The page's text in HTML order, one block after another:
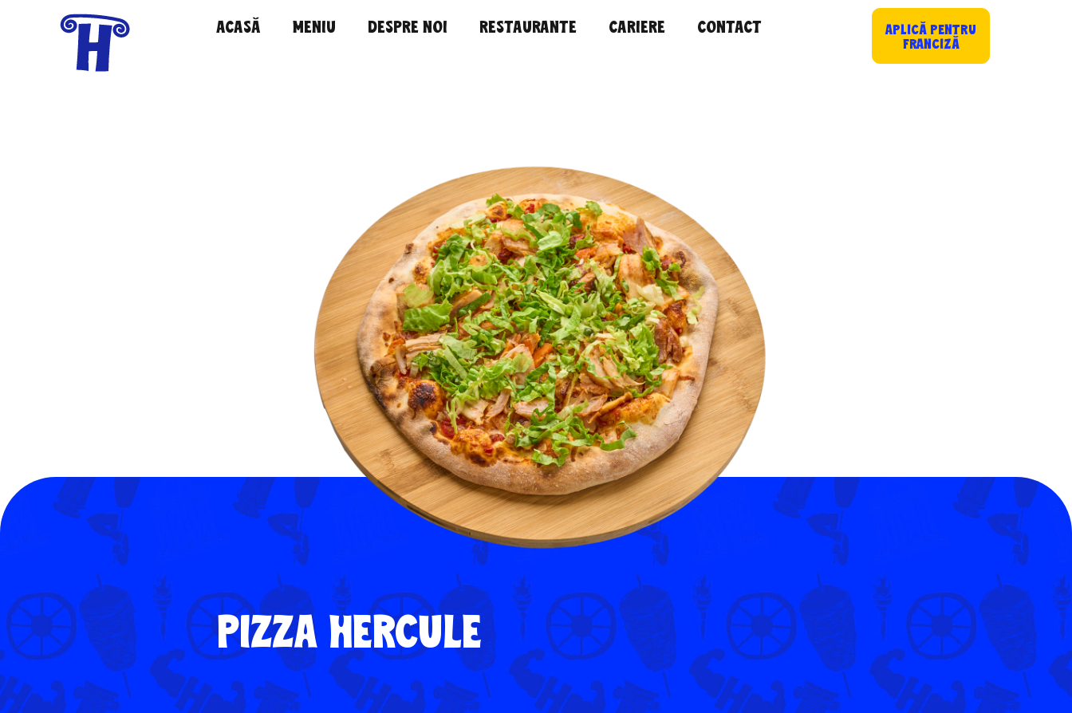
ACASĂ MENIU DESPRE NOI RESTAURANTE CARIERE CONTACT
APLICĂ PENTRU
FRANCIZĂ
PIZZA HERCULE